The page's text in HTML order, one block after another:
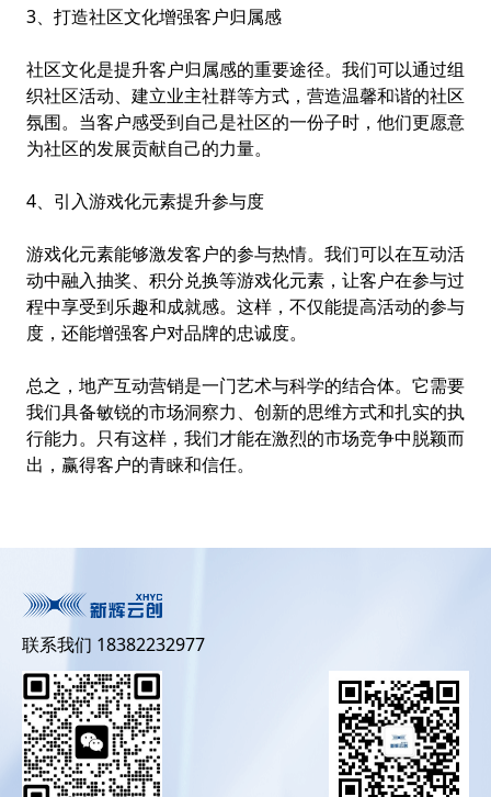
3、打造社区文化增强客户归属感
社区文化是提升客户归属感的重要途径。我们可以通过组
织社区活动、建立业主社群等方式，营造温馨和谐的社区
氛围。当客户感受到自己是社区的一份子时，他们更愿意
为社区的发展贡献自己的力量。
4、引入游戏化元素提升参与度
游戏化元素能够激发客户的参与热情。我们可以在互动活
动中融入抽奖、积分兑换等游戏化元素，让客户在参与过
程中享受到乐趣和成就感。这样，不仅能提高活动的参与
度，还能增强客户对品牌的忠诚度。
总之，地产互动营销是一门艺术与科学的结合体。它需要
我们具备敏锐的市场洞察力、创新的思维方式和扎实的执
行能力。只有这样，我们才能在激烈的市场竞争中脱颖而
出，赢得客户的青睐和信任。
联系我们 18382232977